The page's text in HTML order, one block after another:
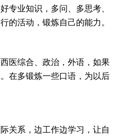
专业知识，多问、多思考、
的活动，锻炼自己的能力。
综合、政治，外语，如果
在多锻炼一些口语，为以后
系，边工作边学习，让自